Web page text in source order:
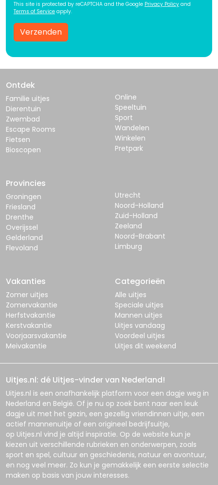
This site is protected by reCAPTCHA and the Google Privacy Policy and
Terms of Service apply.
Verzenden
Ontdek
Familie uitjes
Dierentuin
Zwembad
Escape Rooms
Fietsen
Bioscopen
Online
Speeltuin
Sport
Wandelen
Winkelen
Pretpark
Provincies
Groningen
Friesland
Drenthe
Overijssel
Gelderland
Flevoland
Utrecht
Noord-Holland
Zuid-Holland
Zeeland
Noord-Brabant
Limburg
Vakanties
Zomer uitjes
Zomervakantie
Herfstvakantie
Kerstvakantie
Voorjaarsvakantie
Meivakantie
Categorieën
Alle uitjes
Speciale uitjes
Mannen uitjes
Uitjes vandaag
Voordeel uitjes
Uitjes dit weekend
Uitjes.nl: dé Uitjes-vinder van Nederland!
Uitjes.nl is een onafhankelijk platform voor een dagje weg in
Nederland en België. Of je nu op zoek bent naar een leuk
dagje uit met het gezin, een gezellig vriendinnen uitje, een
actief mannenuitje of een origineel bedrijfsuitje,
op Uitjes.nl vind je altijd inspiratie. Op de website kun je
kiezen uit verschillende rubrieken en onderwerpen, zoals
sport en spel, cultuur en geschiedenis, natuur en avontuur,
en nog veel meer. Zo kun je gemakkelijk een eerste selectie
maken op basis van jouw interesses.